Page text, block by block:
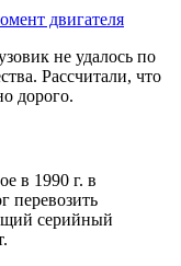
двигателя
не удалось по
Рассчитали, что
дорого.
в 1990 г. в
перевозить
серийный